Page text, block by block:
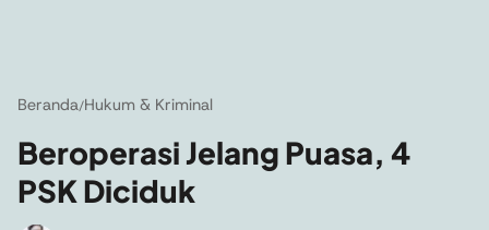
Beranda/Hukum & Kriminal
Beroperasi Jelang Puasa, 4
PSK Diciduk